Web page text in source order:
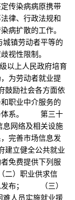
传染病病原携带
律、行政法规和
病扩散的工作。
镇劳动者平等的
歧视性限制。
上人民政府培育
为劳动者就业提
励社会各方面依
职业中介服务的
务体系。 第三十
息网络及相关设施
完善市场信息发
立健全公共就业
免费提供下列服
）职业供求信
发布； （三）
人员实施就业援